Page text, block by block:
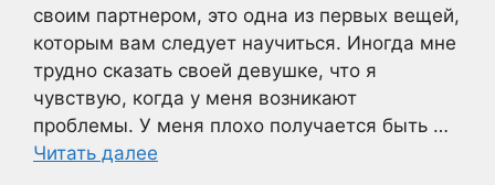
своим партнером, это одна из первых вещей,
которым вам следует научиться. Иногда мне
трудно сказать своей девушке, что я
чувствую, когда у меня возникают
проблемы. У меня плохо получается быть …
Читать далее